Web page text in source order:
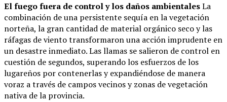
El fuego fuera de control y los daños ambientalesLa
combinación de una persistente sequía en la vegetación
norteña, la gran cantidad de material orgánico seco y las
ráfagas de viento transformaron una acción imprudente en
un desastre inmediato. Las llamas se salieron de control en
cuestión de segundos, superando los esfuerzos de los
lugareños por contenerlas y expandiéndose de manera
voraz a través de campos vecinos y zonas de vegetación
nativa de la provincia.